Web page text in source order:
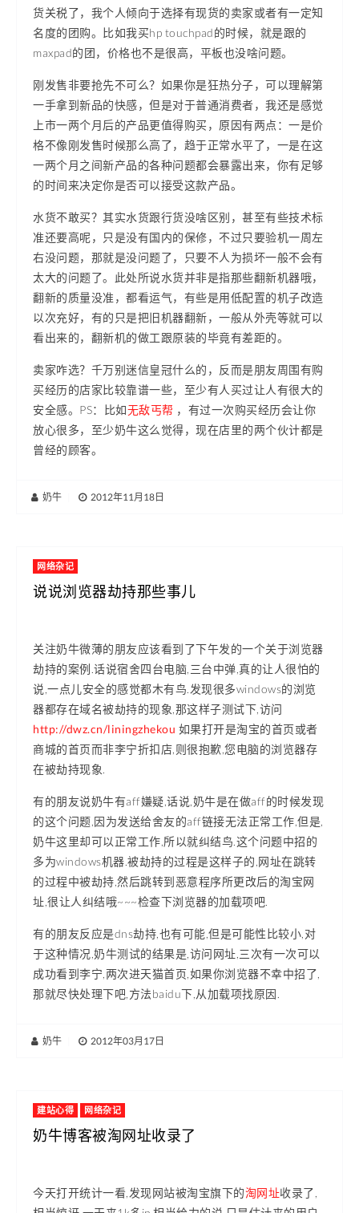
货关税了，我个人倾向于选择有现货的卖家或者有一定知
名度的团购。比如我买hp touchpad的时候，就是跟的
maxpad的团，价格也不是很高，平板也没啥问题。
刚发售非要抢先不可么？如果你是狂热分子，可以理解第
一手拿到新品的快感，但是对于普通消费者，我还是感觉
上市一两个月后的产品更值得购买，原因有两点：一是价
格不像刚发售时候那么高了，趋于正常水平了，一是在这
一两个月之间新产品的各种问题都会暴露出来，你有足够
的时间来决定你是否可以接受这款产品。
水货不敢买？其实水货跟行货没啥区别，甚至有些技术标
准还要高呢，只是没有国内的保修，不过只要验机一周左
右没问题，那就是没问题了，只要不人为损坏一般不会有
太大的问题了。此处所说水货并非是指那些翻新机器哦，
翻新的质量没准，都看运气，有些是用低配置的机子改造
以次充好，有的只是把旧机器翻新，一般从外壳等就可以
看出来的，翻新机的做工跟原装的毕竟有差距的。
卖家咋选？千万别迷信皇冠什么的，反而是朋友周围有购
买经历的店家比较靠谱一些，至少有人买过让人有很大的
安全感。PS：比如无敌丐帮 ，有过一次购买经历会让你
放心很多，至少奶牛这么觉得，现在店里的两个伙计都是
曾经的顾客。
奶牛 2012年11月18日
网络杂记
说说浏览器劫持那些事儿
关注奶牛微薄的朋友应该看到了下午发的一个关于浏览器
劫持的案例.话说宿舍四台电脑,三台中弹,真的让人很怕的
说,一点儿安全的感觉都木有鸟.发现很多windows的浏览
器都存在域名被劫持的现象,那这样子测试下,访问
http://dwz.cn/liningzhekou 如果打开是淘宝的首页或者
商城的首页而非李宁折扣店,则很抱歉,您电脑的浏览器存
在被劫持现象.
有的朋友说奶牛有aff嫌疑,话说,奶牛是在做aff的时候发现
的这个问题,因为发送给舍友的aff链接无法正常工作,但是,
奶牛这里却可以正常工作,所以就纠结鸟.这个问题中招的
多为windows机器.被劫持的过程是这样子的,网址在跳转
的过程中被劫持,然后跳转到恶意程序所更改后的淘宝网
址,很让人纠结哦~~~检查下浏览器的加载项吧.
有的朋友反应是dns劫持,也有可能,但是可能性比较小,对
于这种情况,奶牛测试的结果是,访问网址,三次有一次可以
成功看到李宁,两次进天猫首页,如果你浏览器不幸中招了,
那就尽快处理下吧,方法baidu下,从加载项找原因.
奶牛 2012年03月17日
建站心得 网络杂记
奶牛博客被淘网址收录了
今天打开统计一看,发现网站被淘宝旗下的淘网址收录了,